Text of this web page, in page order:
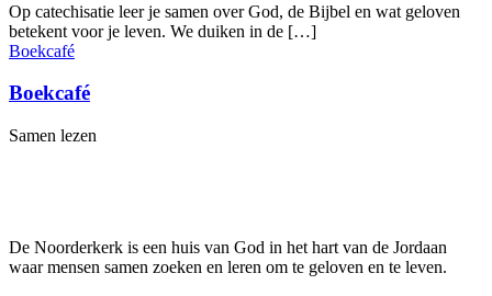
Op catechisatie leer je samen over God, de Bijbel en wat geloven
betekent voor je leven. We duiken in de […]
Boekcafé
Boekcafé
Samen lezen
De Noorderkerk is een huis van God in het hart van de Jordaan
waar mensen samen zoeken en leren om te geloven en te leven.